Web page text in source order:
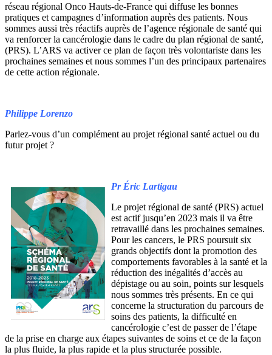
réseau régional Onco Hauts-de-France qui diffuse les bonnes
pratiques et campagnes d’information auprès des patients. Nous
sommes aussi très réactifs auprès de l’agence régionale de santé qui
va renforcer la cancérologie dans le cadre du plan régional de santé,
(PRS). L’ARS va activer ce plan de façon très volontariste dans les
prochaines semaines et nous sommes l’un des principaux partenaires
de cette action régionale.
Philippe Lorenzo
Parlez-vous d’un complément au projet régional santé actuel ou du
futur projet ?
Pr Éric Lartigau
Le projet régional de santé (PRS) actuel
est actif jusqu’en 2023 mais il va être
retravaillé dans les prochaines semaines.
Pour les cancers, le PRS poursuit six
grands objectifs dont la promotion des
comportements favorables à la santé et la
réduction des inégalités d’accès au
dépistage ou au soin, points sur lesquels
nous sommes très présents. En ce qui
concerne la structuration du parcours de
soins des patients, la difficulté en
cancérologie c’est de passer de l’étape
de la prise en charge aux étapes suivantes de soins et ce de la façon
la plus fluide, la plus rapide et la plus structurée possible.